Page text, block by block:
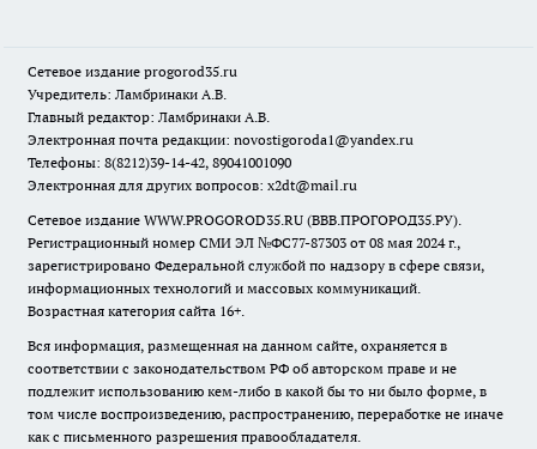
Сетевое издание progorod35.ru
Учредитель: Ламбринаки А.В.
Главный редактор: Ламбринаки А.В.
Электронная почта редакции: novostigoroda1@yandex.ru
Телефоны: 8(8212)39-14-42, 89041001090
Электронная для других вопросов: x2dt@mail.ru
Сетевое издание WWW.PROGOROD35.RU (ВВВ.ПРОГОРОД35.РУ).
Регистрационный номер СМИ ЭЛ №ФС77-87303 от 08 мая 2024 г.,
зарегистрировано Федеральной службой по надзору в сфере связи,
информационных технологий и массовых коммуникаций.
Возрастная категория сайта 16+.
Вся информация, размещенная на данном сайте, охраняется в
соответствии с законодательством РФ об авторском праве и не
подлежит использованию кем-либо в какой бы то ни было форме, в
том числе воспроизведению, распространению, переработке не иначе
как с письменного разрешения правообладателя.